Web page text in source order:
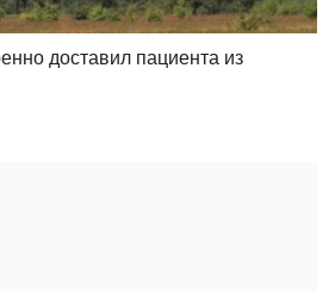
доставил пациента из